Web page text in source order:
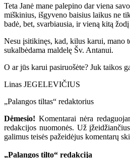
Teta Janė mane palepino dar viena
miškinius, išgyveno baisius laikus ne
badė, bet, svarbiausia, ir vieną kitą
Nesu įsitikinęs, kad, kilus karui, mano
sukalbėdama maldelę Šv. Antanui.
O ar jūs karui pasiruošėte? Juk taikos
Linas JEGELEVIČIUS
„Palangos tiltas“ redaktorius
Dėmesio! Komentarai nėra
redakcijos nuomonės. Už
galimus teisės pažeidėjus komentarų
„Palangos tilto“ redakcija